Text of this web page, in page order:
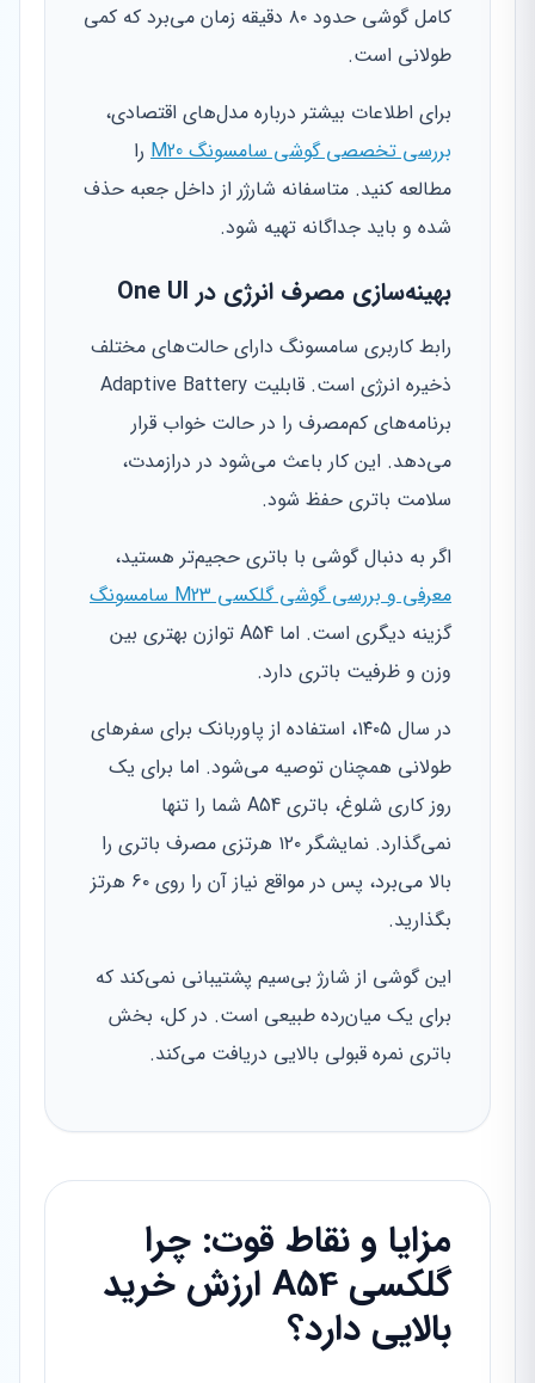
کامل گوشی حدود ۸۰ دقیقه زمان می‌برد که کمی
طولانی است.
برای اطلاعات بیشتر درباره مدل‌های اقتصادی،
بررسی تخصصی گوشی سامسونگ M20
را
مطالعه کنید. متاسفانه شارژر از داخل جعبه حذف
شده و باید جداگانه تهیه شود.
بهینه‌سازی مصرف انرژی در One UI
رابط کاربری سامسونگ دارای حالت‌های مختلف
ذخیره انرژی است. قابلیت Adaptive Battery
برنامه‌های کم‌مصرف را در حالت خواب قرار
می‌دهد. این کار باعث می‌شود در درازمدت،
سلامت باتری حفظ شود.
اگر به دنبال گوشی با باتری حجیم‌تر هستید،
معرفی و بررسی گوشی گلکسی M23 سامسونگ
گزینه دیگری است. اما A54 توازن بهتری بین
وزن و ظرفیت باتری دارد.
در سال ۱۴۰۵، استفاده از پاوربانک برای سفرهای
طولانی همچنان توصیه می‌شود. اما برای یک
روز کاری شلوغ، باتری A54 شما را تنها
نمی‌گذارد. نمایشگر ۱۲۰ هرتزی مصرف باتری را
بالا می‌برد، پس در مواقع نیاز آن را روی ۶۰ هرتز
بگذارید.
این گوشی از شارژ بی‌سیم پشتیبانی نمی‌کند که
برای یک میان‌رده طبیعی است. در کل، بخش
باتری نمره قبولی بالایی دریافت می‌کند.
مزایا و نقاط قوت: چرا
گلکسی A54 ارزش خرید
بالایی دارد؟